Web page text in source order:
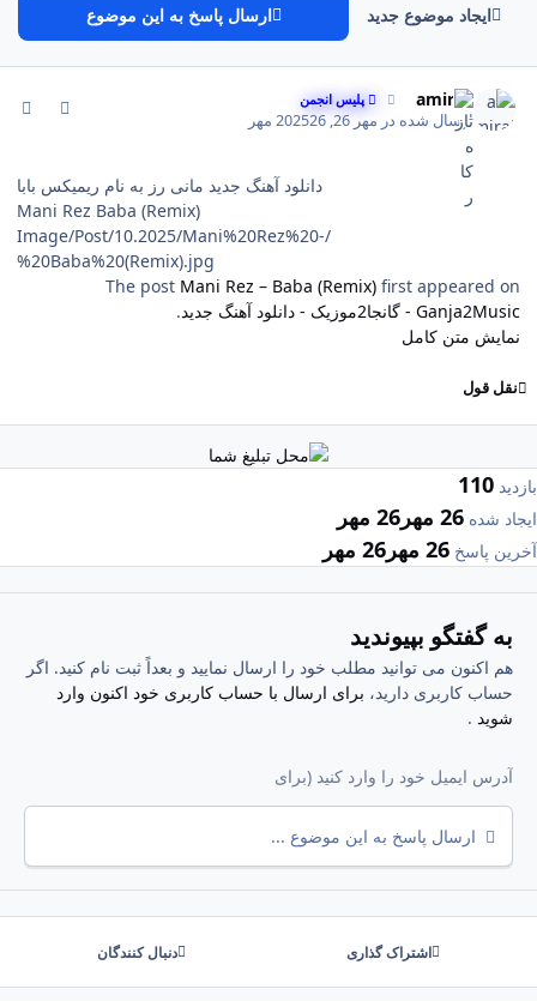
ایجاد موضوع جدید ارسال پاسخ به این موضوع
amirali پلیس انجمن
ارسال شده در مهر 26, 2025 26 مهر
دانلود آهنگ جدید مانی رز به نام ریمیکس بابا
Mani Rez Baba (Remix)
/Image/Post/10.2025/Mani%20Rez%20-
%20Baba%20(Remix).jpg
The post Mani Rez – Baba (Remix) first appeared on
Ganja2Music - گانجا2موزیک - دانلود آهنگ جدید
.
نمایش متن کامل
نقل قول
بازدید 110
ایجاد شده 26 مهر 26 مهر
آخرین پاسخ 26 مهر 26 مهر
به گفتگو بپیوندید
هم اکنون می توانید مطلب خود را ارسال نمایید و بعداً ثبت نام کنید. اگر
حساب کاربری دارید، برای ارسال با حساب کاربری خود اکنون وارد
شوید .
ارسال پاسخ به این موضوع ...
اشتراک گذاری دنبال کنندگان